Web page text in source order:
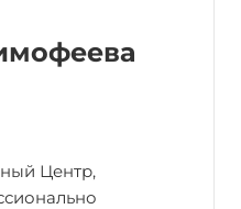
Центр,